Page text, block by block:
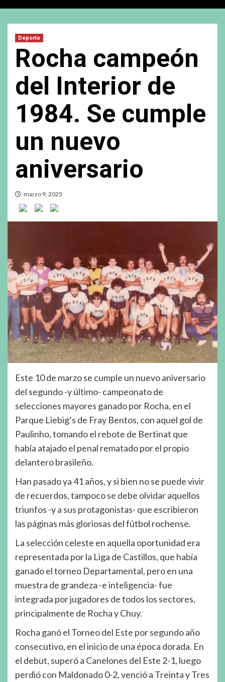
Deporte
Rocha campeón
del Interior de
1984. Se cumple
un nuevo
aniversario
marzo 9, 2025
Este 10 de marzo se cumple un nuevo aniversario
del segundo -y último- campeonato de
selecciones mayores ganado por Rocha, en el
Parque Liebig’s de Fray Bentos, con aquel gol de
Paulinho, tomando el rebote de Bertinat que
había atajado el penal rematado por el propio
delantero brasileño.
Han pasado ya 41 años, y si bien no se puede vivir
de recuerdos, tampoco se debe olvidar aquellos
triunfos -y a sus protagonistas- que escribieron
las páginas más gloriosas del fútbol rochense.
La selección celeste en aquella oportunidad era
representada por la Liga de Castillos, que había
ganado el torneo Departamental, pero en una
muestra de grandeza -e inteligencia- fue
integrada por jugadores de todos los sectores,
principalmente de Rocha y Chuy.
Rocha ganó el Torneo del Este por segundo año
consecutivo, en el inicio de una época dorada. En
el debut, superó a Canelones del Este 2-1, luego
perdió con Maldonado 0-2, venció a Treinta y Tres